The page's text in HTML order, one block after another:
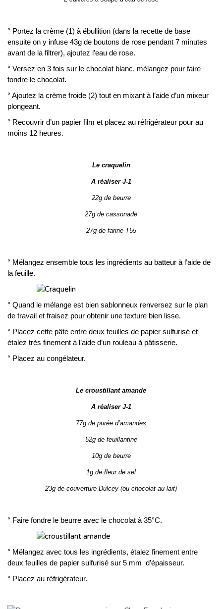
° Portez la crème (1) à ébullition (dans la recette de base
ensuite on y infuse 43g de boutons de rose pendant 7 minutes
avant de la filtrer), ajoutez l’eau de rose.
° Versez en 3 fois sur le chocolat blanc, mélangez pour faire
fondre le chocolat.
° Ajoutez la crème froide (2) tout en mixant à l’aide d’un mixeur
plongeant.
° Recouvrir d’un papier film et placez au réfrigérateur pour au
moins 12 heures.
Le craquelin
A réaliser J-1
22g de beurre
27g de cassonade
27g de farine T55
° Mélangez ensemble tous les ingrédients au batteur à l’aide de
la feuille.
° Quand le mélange est bien sablonneux renversez sur le plan
de travail et fraisez pour obtenir une texture bien lisse.
° Placez cette pâte entre deux feuilles de papier sulfurisé et
étalez très finement à l’aide d’un rouleau à pâtisserie.
° Placez au congélateur.
Le croustillant amande
A réaliser J-1
77g de purée d’amandes
52g de feuillantine
10g de beurre
1g de fleur de sel
23g de couverture Dulcey (ou chocolat au lait)
° Faire fondre le beurre avec le chocolat à 35°C.
° Mélangez avec tous les ingrédients, étalez finement entre
deux feuilles de papier sulfurisé sur 5 mm d’épaisseur.
° Placez au réfrigérateur.